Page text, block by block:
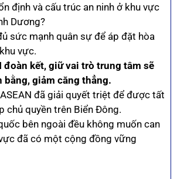
định và cấu trúc an ninh ở khu vực
Dương?
sức mạnh quân sự để áp đặt hòa
vực.
đoàn kết, giữ vai trò trung tâm sẽ
bằng, giảm căng thẳng.
đã giải quyết triệt để được tất
chủ quyền trên Biển Đông.
bên ngoài đều không muốn can
đã có một cộng đồng vững